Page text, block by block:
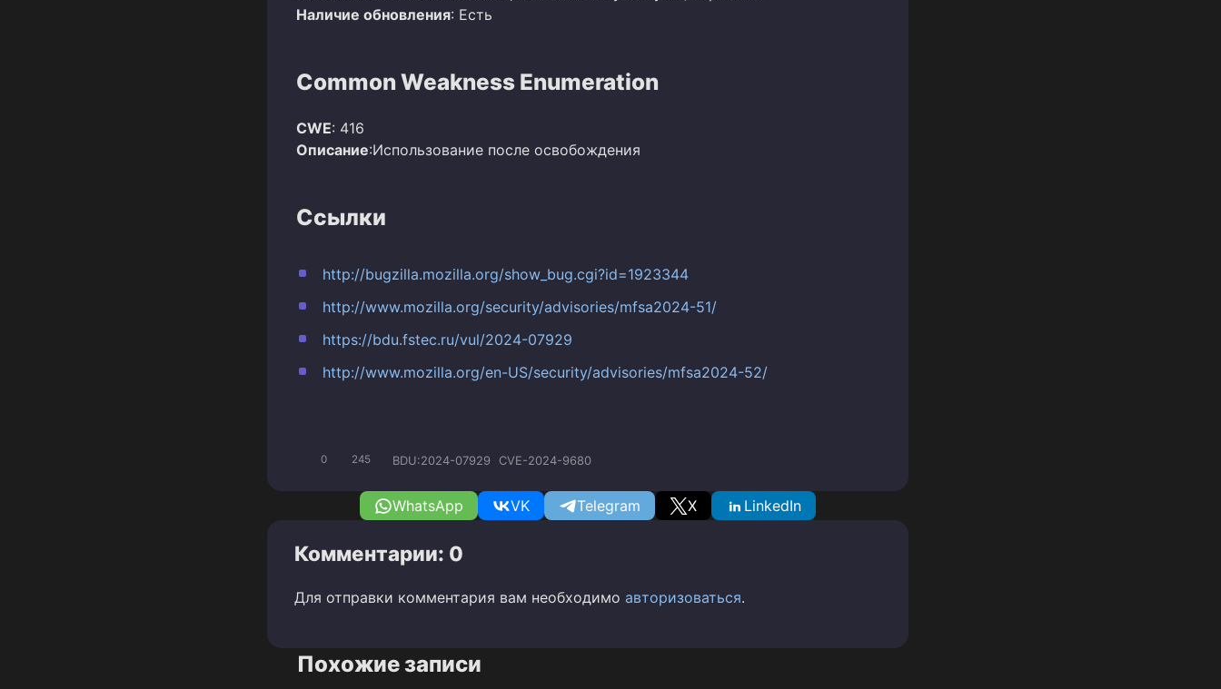
Наличие обновления: Есть
Common Weakness Enumeration
CWE: 416
Описание:Использование после освобождения
Ссылки
http://bugzilla.mozilla.org/show_bug.cgi?id=1923344
http://www.mozilla.org/security/advisories/mfsa2024-51/
https://bdu.fstec.ru/vul/2024-07929
http://www.mozilla.org/en-US/security/advisories/mfsa2024-52/
0 245 BDU:2024-07929 CVE-2024-9680
WhatsApp VK Telegram X LinkedIn
Комментарии: 0
Для отправки комментария вам необходимо авторизоваться.
Похожие записи